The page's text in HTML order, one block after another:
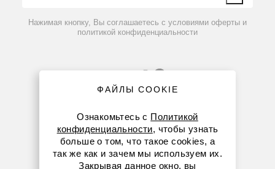
Нажимая кнопку, Вы соглашаетесь с условиями оферты и
политикой конфиденциальности
8 (800) 234-05-08
ФАЙЛЫ COOKIE
Ознакомьтесь с Политикой
конфиденциальности, чтобы узнать
больше о том, что такое cookies, а
так же как и зачем мы используем их.
Закрывая данное окно, вы